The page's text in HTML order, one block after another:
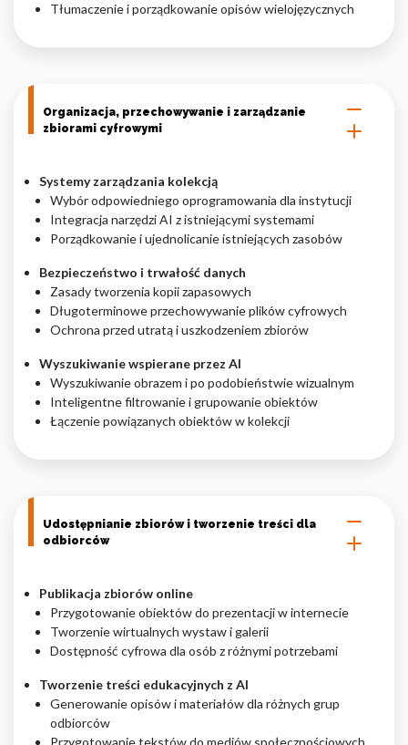
Tłumaczenie i porządkowanie opisów wielojęzycznych
Organizacja, przechowywanie i zarządzanie
zbiorami cyfrowymi
Systemy zarządzania kolekcją
Wybór odpowiedniego oprogramowania dla instytucji
Integracja narzędzi AI z istniejącymi systemami
Porządkowanie i ujednolicanie istniejących zasobów
Bezpieczeństwo i trwałość danych
Zasady tworzenia kopii zapasowych
Długoterminowe przechowywanie plików cyfrowych
Ochrona przed utratą i uszkodzeniem zbiorów
Wyszukiwanie wspierane przez AI
Wyszukiwanie obrazem i po podobieństwie wizualnym
Inteligentne filtrowanie i grupowanie obiektów
Łączenie powiązanych obiektów w kolekcji
Udostępnianie zbiorów i tworzenie treści dla
odbiorców
Publikacja zbiorów online
Przygotowanie obiektów do prezentacji w internecie
Tworzenie wirtualnych wystaw i galerii
Dostępność cyfrowa dla osób z różnymi potrzebami
Tworzenie treści edukacyjnych z AI
Generowanie opisów i materiałów dla różnych grup
odbiorców
Przygotowanie tekstów do mediów społecznościowych